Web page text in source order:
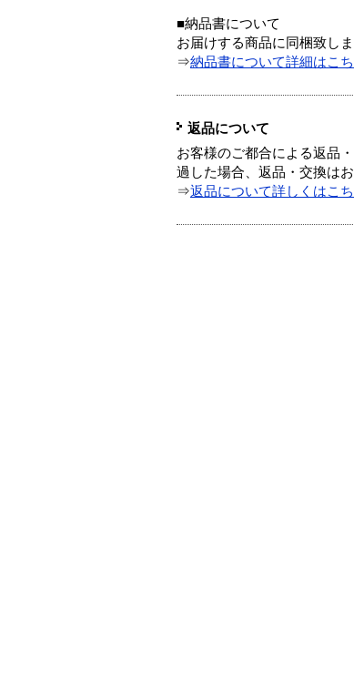
■納品書について
お届けする商品に同梱致しま
⇒納品書について詳細はこ
返品について
お客様のご都合による返品
過した場合、返品・交換は
⇒返品について詳しくはこ